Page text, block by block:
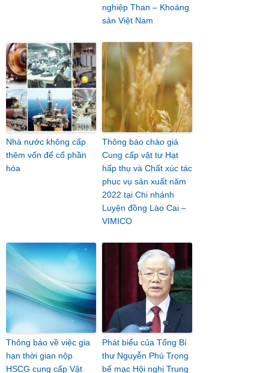
nghiệp Than – Khoáng
sản Việt Nam
Nhà nước không cấp
thêm vốn để cổ phần
hóa
Thông báo chào giá
Cung cấp vật tư Hạt
hấp thụ và Chất xúc tác
phục vụ sản xuất năm
2022 tại Chi nhánh
Luyện đồng Lào Cai –
VIMICO
Thông báo về việc gia
hạn thời gian nộp
HSCG cung cấp Vật
Phát biểu của Tổng Bí
thư Nguyễn Phú Trọng
bế mạc Hội nghị Trung